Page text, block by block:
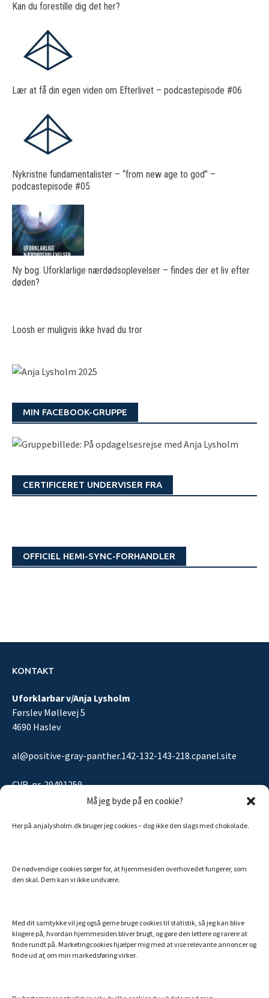
Må jeg byde på en cookie?
Her på anjalysholm.dk bruger jeg cookies – dog ikke den slags med chokolade.
De nødvendige cookies sørger for, at hjemmesiden overhovedet fungerer, som
den skal. Dem kan vi ikke undvære.
Med dit samtykke vil jeg også gerne bruge cookies til statistik, så jeg kan blive
klogere på, hvordan hjemmesiden bliver brugt, og gøre den lettere og rarere at
finde rundt på. Marketingcookies hjælper mig med at vise relevante annoncer og
finde ud af, om min markedsføring virker.
Kan du forestille dig det her?
Lær at få din egen viden om Efterlivet – podcastepisode #06
Nykristne fundamentalister – “from new age to god” –
podcastepisode #05
Ny bog: Uforklarlige nærdødsoplevelser – findes der et liv efter
døden?
Loosh er muligvis ikke hvad du tror
MIN FACEBOOK-GRUPPE
CERTIFICERET UNDERVISER FRA
OFFICIEL HEMI-SYNC-FORHANDLER
KONTAKT
Uforklarbar v/Anja Lysholm
Førslev Møllevej 5
4690 Haslev
al@positive-gray-panther.142-132-143-218.cpanel.site
CVR-nr. 29491259
MINE ANDRE SIDER
Efterlivet.dk
Essentielle olier fra doTERRA
Hemi-Sync – din danske guide